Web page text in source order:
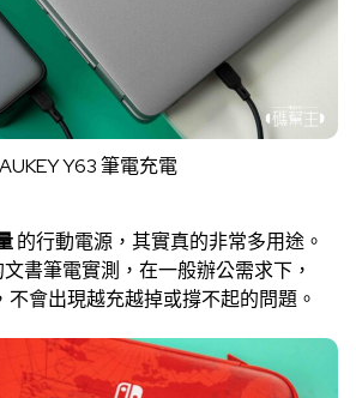
AUKEY Y63 筆電充電
的行動電源，其實真的非常多用途。
書筆電實測，在一般辦公需求下，
不會出現越充越掉或撐不起的問題。